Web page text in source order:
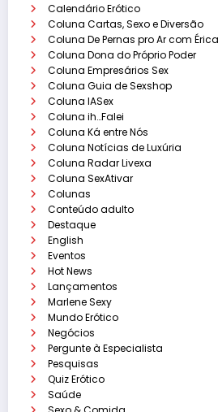
Calendário Erótico
Coluna Cartas, Sexo e Diversão
Coluna De Pernas pro Ar com
Coluna Dona do Próprio Poder
Coluna Empresários Sex
Coluna Guia de Sexshop
Coluna IASex
Coluna ih…Falei
Coluna Ká entre Nós
Coluna Notícias de Luxúria
Coluna Radar Livexa
Coluna SexAtivar
Colunas
Conteúdo adulto
Destaque
English
Eventos
Hot News
Lançamentos
Marlene Sexy
Mundo Erótico
Negócios
Pergunte à Especialista
Pesquisas
Quiz Erótico
Saúde